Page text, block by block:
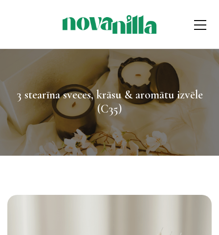
3 stearīna sveces, krāsu & aromātu izvēle
(C35)